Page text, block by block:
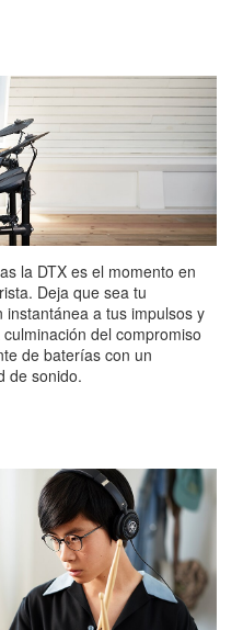
la DTX es el momento en
Deja que sea tu
a tus impulsos y
del compromiso
de baterías con un
de sonido.